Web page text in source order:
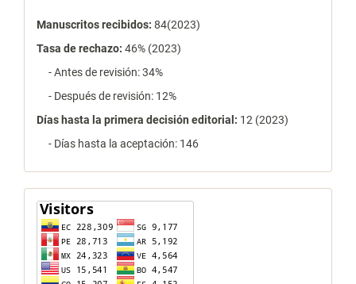
Manuscritos recibidos: 84(2023)
Tasa de rechazo: 46% (2023)
- Antes de revisión: 34%
- Después de revisión: 12%
Días hasta la primera decisión editorial: 12 (2023)
- Días hasta la aceptación: 146
contador